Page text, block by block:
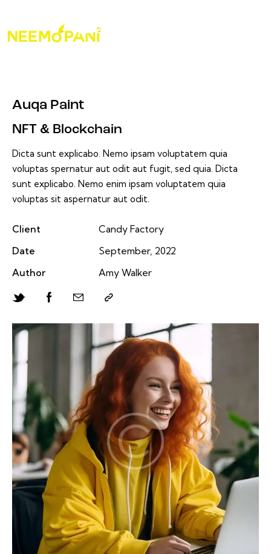
Auqa Paint
NFT & Blockchain
Dicta sunt explicabo. Nemo ipsam voluptatem quia
voluptas spernatur aut odit aut fugit, sed quia. Dicta
sunt explicabo. Nemo enim ipsam voluptatem quia
voluptas sit aspernatur aut odit.
Client
Candy Factory
Date
September, 2022
Author
Amy Walker